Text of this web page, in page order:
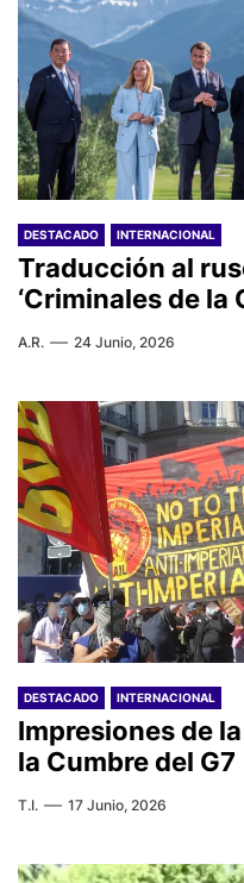
DESTACADO INTERNACIONAL
Traducción al
‘Criminales de la
A.R. 24 Junio, 2026
DESTACADO INTERNACIONAL
Impresiones de
la Cumbre del G7
T.I. 17 Junio, 2026